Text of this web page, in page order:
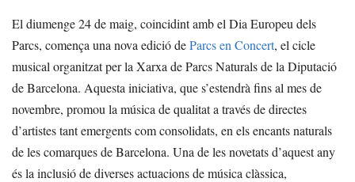
El diumenge 24 de maig, coincidint amb el Dia Europeu dels
Parcs, comença una nova edició deParcs en Concert, el cicle
musical organitzat per la Xarxa de Parcs Naturals de la Diputació
de Barcelona. Aquesta iniciativa, que s’estendrà fins al mes de
novembre, promou la música de qualitat a través de directes
d’artistes tant emergents com consolidats, en els encants naturals
de les comarques de Barcelona. Una de les novetats d’aquest any
és la inclusió de diverses actuacions de música clàssica,